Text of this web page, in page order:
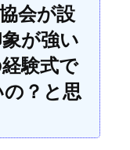
会が設
が強い
験式で
？と思